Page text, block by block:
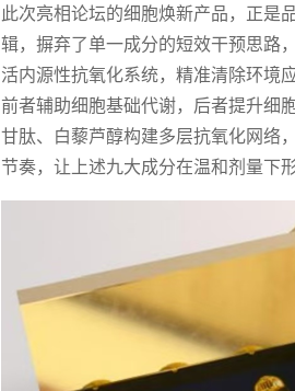
此次亮相论坛的细胞焕新产品，正是
辑，摒弃了单一成分的短效干预思路
活内源性抗氧化系统，精准清除环境
前者辅助细胞基础代谢，后者提升细
甘肽、白藜芦醇构建多层抗氧化网络
节奏，让上述九大成分在温和剂量下